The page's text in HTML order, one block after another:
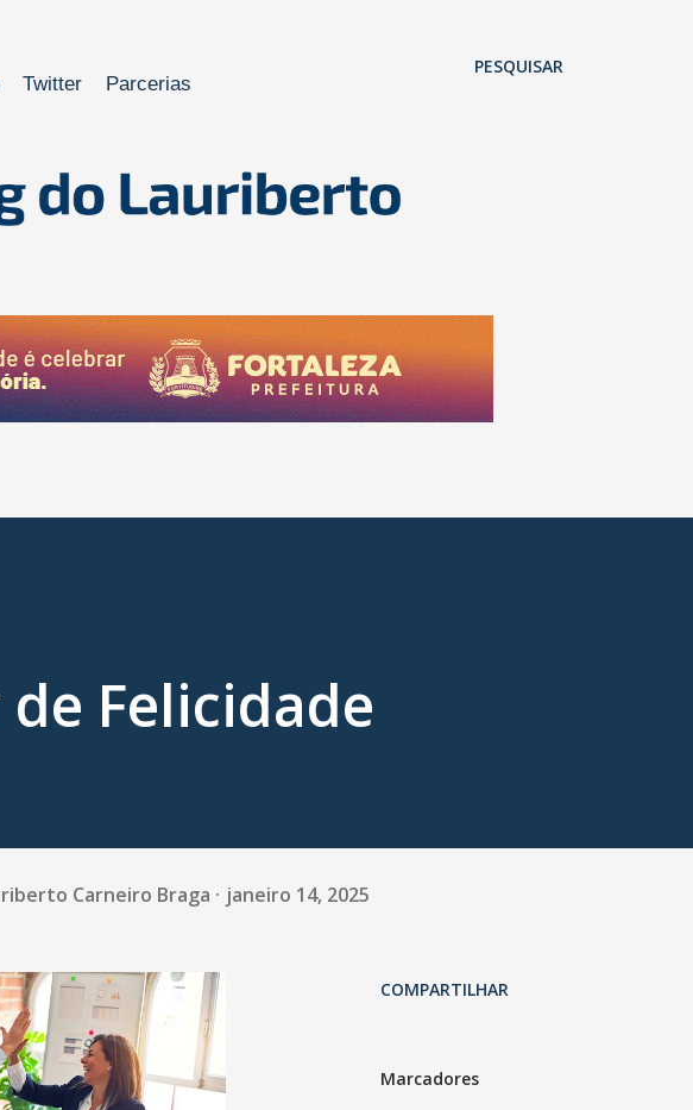
Twitter Parcerias
PESQUISAR
Felicidade
Carneiro Braga janeiro 14, 2025
COMPARTILHAR
Marcadores